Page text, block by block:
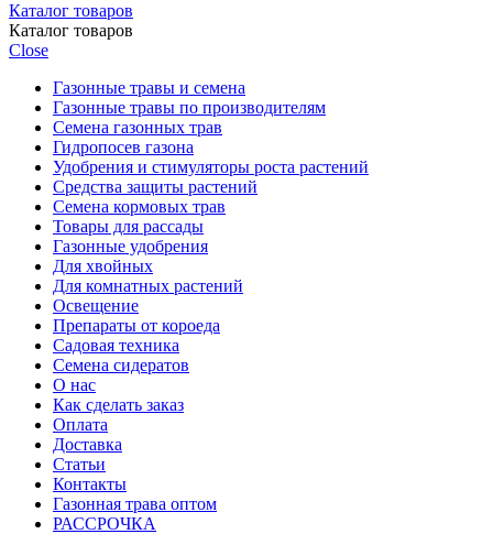
Каталог товаров
Каталог товаров
Close
Газонные травы и семена
Газонные травы по производителям
Семена газонных трав
Гидропосев газона
Удобрения и стимуляторы роста растений
Средства защиты растений
Семена кормовых трав
Товары для рассады
Газонные удобрения
Для хвойных
Для комнатных растений
Освещение
Препараты от короеда
Садовая техника
Семена сидератов
О нас
Как сделать заказ
Оплата
Доставка
Статьи
Контакты
Газонная трава оптом
РАССРОЧКА